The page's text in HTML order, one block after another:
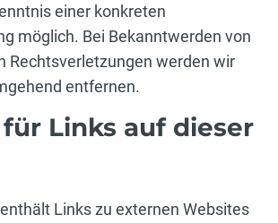
einer konkreten
möglich. Bei Bekanntwerden von
Rechtsverletzungen werden wir
entfernen.
Links auf dieser
Links zu externen Websites